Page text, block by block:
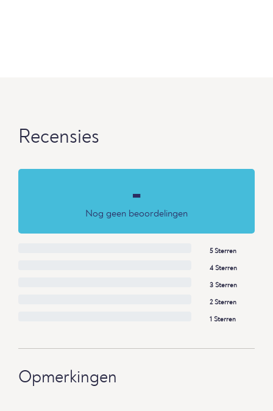
Recensies
-
Nog geen beoordelingen
5 Sterren
4 Sterren
3 Sterren
2 Sterren
1 Sterren
Opmerkingen